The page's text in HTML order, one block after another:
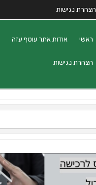
הצהרת נגישות
ראשי אודות אתר עוטף עזה
הצהרת נגישות